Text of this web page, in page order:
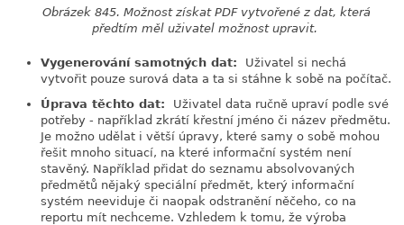
Obrázek 845. Možnost získat PDF vytvořené z dat, která
předtím měl uživatel možnost upravit.
Vygenerování samotných dat:
Uživatel si nechá
vytvořit pouze surová data a ta si stáhne k sobě na počítač.
Úprava těchto dat:
Uživatel data ručně upraví podle své
potřeby - například zkrátí křestní jméno či název předmětu.
Je možno udělat i větší úpravy, které samy o sobě mohou
řešit mnoho situací, na které informační systém není
stavěný. Například přidat do seznamu absolvovaných
předmětů nějaký speciální předmět, který informační
systém neeviduje či naopak odstranění něčeho, co na
reportu mít nechceme. Vzhledem k tomu, že výroba